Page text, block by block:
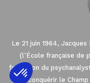
Le 21 juin 1964,
(l’École française de
formation du
de reconquérir le